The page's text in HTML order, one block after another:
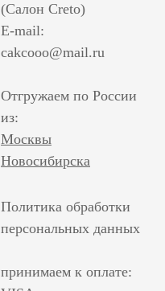
(Салон Creto)
E-mail:
cakcooo@mail.ru
Отгружаем по России
из:
Москвы
Новосибирска
Политика обработки
персональных данных
принимаем к оплате: